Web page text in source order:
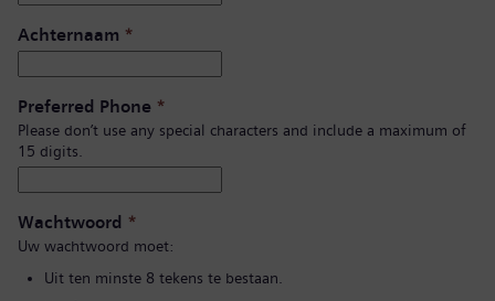
Achternaam *
Preferred Phone *
Please don’t use any special characters and include a maximum of
15 digits.
Wachtwoord *
Uw wachtwoord moet:
Uit ten minste 8 tekens te bestaan.